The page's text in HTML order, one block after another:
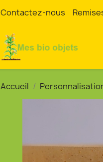
Contactez-nous
Accueil